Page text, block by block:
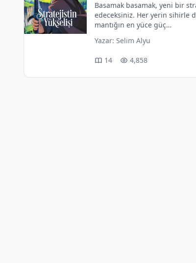
Basamak basamak, yeni bir
edeceksiniz. Her yerin sihirle
mantığın en yüce güç…
Yazar: Selim Alyu
14 4,858